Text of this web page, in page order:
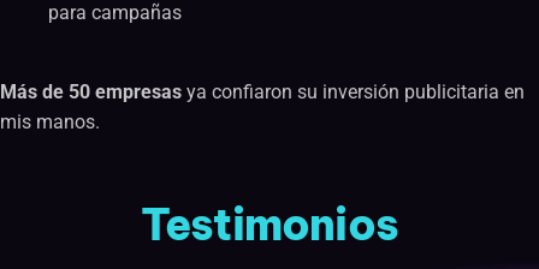
para campañas
Más de 50 empresas ya confiaron su inversión publicitaria en
mis manos.
Testimonios